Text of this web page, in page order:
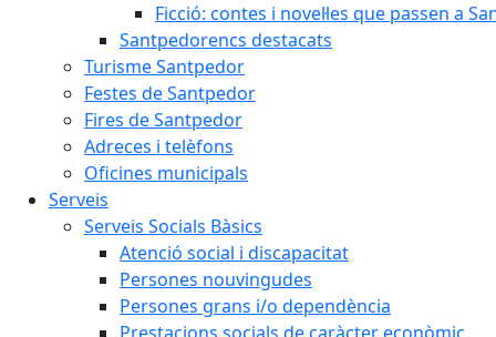
Ficció: contes i novel·les que passen a
Santpedorencs destacats
Turisme Santpedor
Festes de Santpedor
Fires de Santpedor
Adreces i telèfons
Oficines municipals
Serveis
Serveis Socials Bàsics
Atenció social i discapacitat
Persones nouvingudes
Persones grans i/o dependència